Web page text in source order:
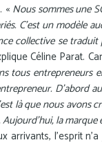
«Nous sommes une
C’est un modèle
collective se
Céline Parat.
tous entrepreneurs
D’abord
là que nous avons
la
l’esprit